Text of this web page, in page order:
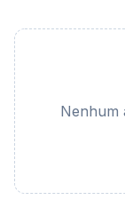
Nenhum